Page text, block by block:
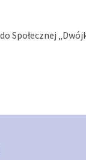
Społecznej